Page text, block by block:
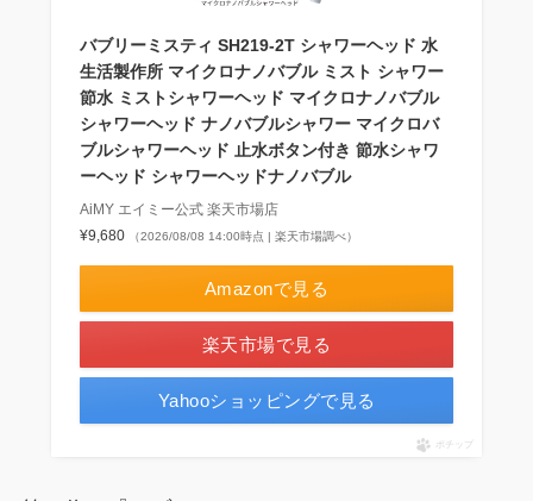
バブリーミスティ SH219-2T シャワーヘッド 水
生活製作所 マイクロナノバブル ミスト シャワー
節水 ミストシャワーヘッド マイクロナノバブル
シャワーヘッド ナノバブルシャワー マイクロバ
ブルシャワーヘッド 止水ボタン付き 節水シャワ
ーヘッド シャワーヘッドナノバブル
AiMY エイミー公式 楽天市場店
¥9,680
（2026/08/08 14:00時点 | 楽天市場調べ）
Amazonで見る
楽天市場で見る
Yahooショッピングで見る
ポチップ